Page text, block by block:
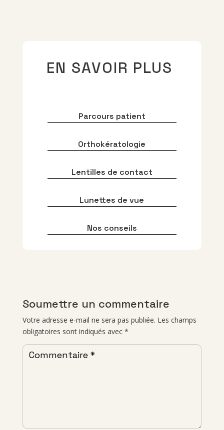
EN SAVOIR PLUS
Parcours patient
Orthokératologie
Lentilles de contact
Lunettes de vue
Nos conseils
Soumettre un commentaire
Votre adresse e-mail ne sera pas publiée. Les champs
obligatoires sont indiqués avec *